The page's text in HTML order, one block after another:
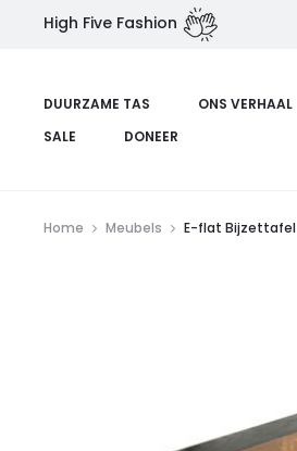
High Five Fashion
DUURZAME TAS ONS VERHAAL
SALE
DONEER
Home Meubels E-flat Bijzettafel